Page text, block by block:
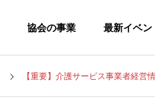
協会の事業 最新イベン
【重要】介護サービス事業者経営